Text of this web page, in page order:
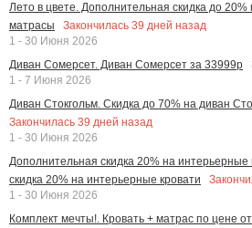
Лето в цвете. Дополнительная скидка до 20%
матрасы
Закончилась 39 дней назад
1 - 30 Июня 2026
Диван Сомерсет. Диван Сомерсет за 33999р
1 - 7 Июня 2026
Диван Стокгольм. Скидка до 70% на диван
Закончилась 39 дней назад
1 - 30 Июня 2026
Дополнительная скидка 20% на интерьерные
скидка 20% на интерьерные кровати
1 - 30 Июня 2026
Комплект мечты!. Кровать + матрас по цене